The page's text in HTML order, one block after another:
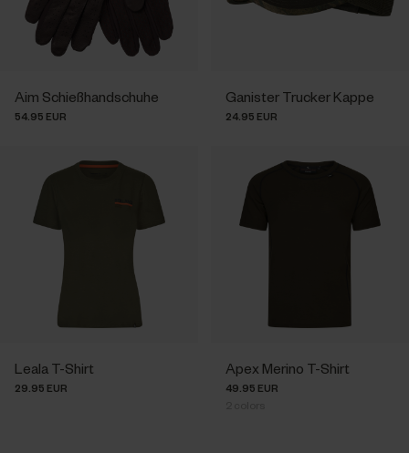
Aim Schießhandschuhe
54.95 EUR
Ganister Trucker Kappe
24.95 EUR
Leala T-Shirt
29.95 EUR
Apex Merino T-Shirt
49.95 EUR